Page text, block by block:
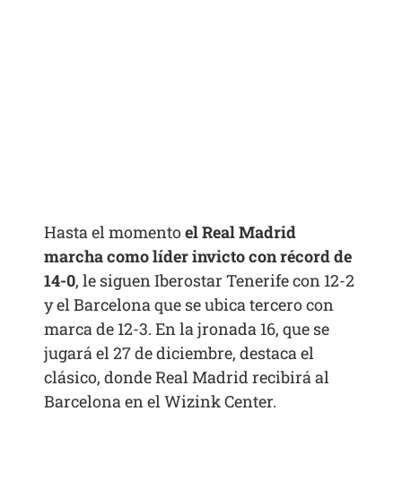
Hasta el momentoel Real Madrid
marcha como líder invicto con récord de
14-0, le siguen Iberostar Tenerife con 12-2
y el Barcelona que se ubica tercero con
marca de 12-3. En la jronada 16, que se
jugará el 27 de diciembre, destaca el
clásico, donde Real Madrid recibirá al
Barcelona en el Wizink Center.